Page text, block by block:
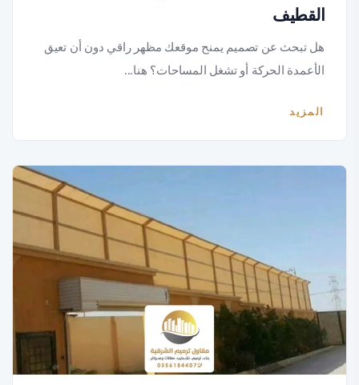
القطيف
هل تبحث عن تصميم يمنح موقعك مظهر راقي دون أن تعيق
الأعمدة الحركة أو تشغل المساحات؟ هنا...
المزيد